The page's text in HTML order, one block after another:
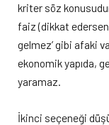
kriter söz
faiz (dikkat
gelmez’ gibi afaki
ekonomik yapıda,
yaramaz.
İkinci seçeneği